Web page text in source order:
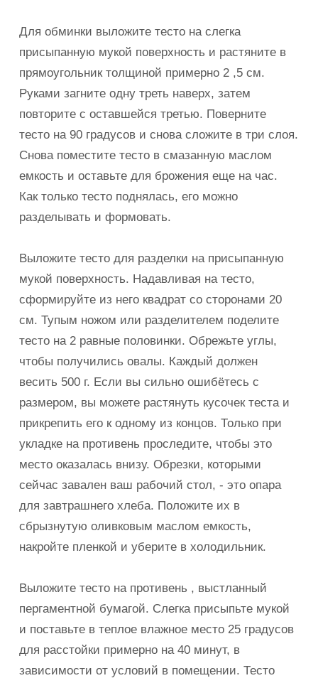
Для обминки выложите тесто на слегка
присыпанную мукой поверхность и растяните в
прямоугольник толщиной примерно 2 ,5 см.
Руками загните одну треть наверх, затем
повторите с оставшейся третью. Поверните
тесто на 90 градусов и снова сложите в три слоя.
Снова поместите тесто в смазанную маслом
емкость и оставьте для брожения еще на час.
Как только тесто поднялась, его можно
разделывать и формовать.
Выложите тесто для разделки на присыпанную
мукой поверхность. Надавливая на тесто,
сформируйте из него квадрат со сторонами 20
см. Тупым ножом или разделителем поделите
тесто на 2 равные половинки. Обрежьте углы,
чтобы получились овалы. Каждый должен
весить 500 г. Если вы сильно ошибётесь с
размером, вы можете растянуть кусочек теста и
прикрепить его к одному из концов. Только при
укладке на противень проследите, чтобы это
место оказалась внизу. Обрезки, которыми
сейчас завален ваш рабочий стол, - это опара
для завтрашнего хлеба. Положите их в
сбрызнутую оливковым маслом емкость,
накройте пленкой и уберите в холодильник.
Выложите тесто на противень , выстланный
пергаментной бумагой. Слегка присыпьте мукой
и поставьте в теплое влажное место 25 градусов
для расстойки примерно на 40 минут, в
зависимости от условий в помещении. Тесто